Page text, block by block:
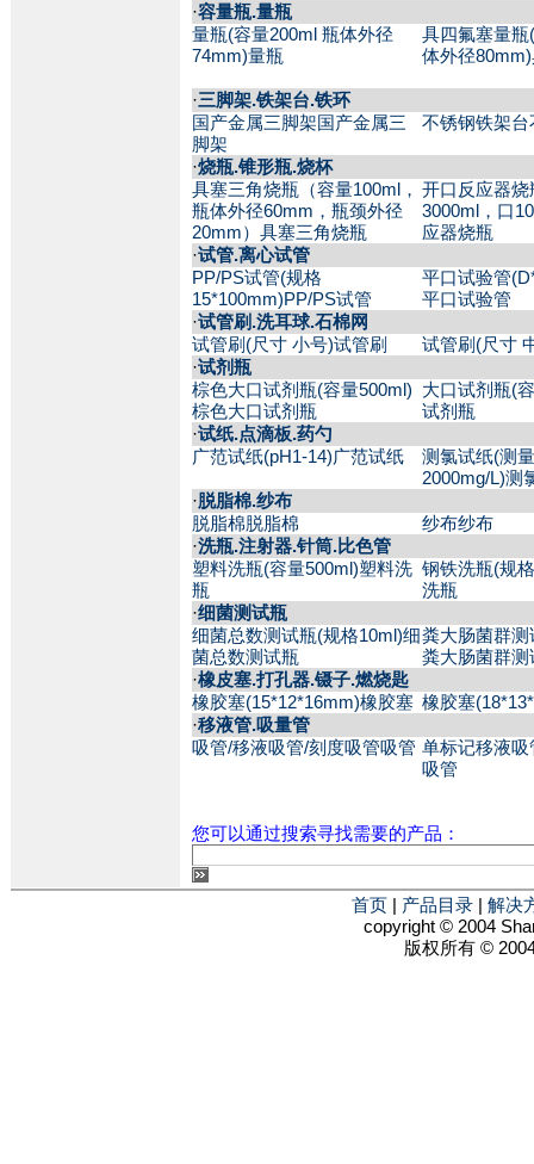
·容量瓶.量瓶
量瓶(容量200ml 瓶体外径
74mm)量瓶
具四氟塞量瓶
体外径
·三脚架.铁架台.铁环
国产金属三脚架国产金属三
脚架
不锈钢铁架
·烧瓶.锥形瓶.烧杯
具塞三角烧瓶（容量100ml，
瓶体外径60mm，瓶颈外径
20mm）具塞三角烧瓶
开口反应器烧
3000ml，口
应器烧瓶
·试管.离心试管
PP/PS试管(规格
15*100mm)PP/PS试管
平口试验管
平口试验管
·试管刷.洗耳球.石棉网
试管刷(尺寸 小号)试管刷
试管刷(尺寸
·试剂瓶
棕色大口试剂瓶(容量500ml)
棕色大口试剂瓶
大口试剂瓶(
试剂瓶
·试纸.点滴板.药勺
广范试纸(pH1-14)广范试纸
测氯试纸(测
2000mg/L)测
·脱脂棉.纱布
脱脂棉脱脂棉
纱布纱布
·洗瓶.注射器.针筒.比色管
塑料洗瓶(容量500ml)塑料洗
瓶
钢铁洗瓶(规
洗瓶
·细菌测试瓶
细菌总数测试瓶(规格10ml)细
菌总数测试瓶
粪大肠菌群
粪大肠菌群测
·橡皮塞.打孔器.镊子.燃烧匙
橡胶塞(15*12*16mm)橡胶塞 橡胶塞
·移液管.吸量管
吸管/移液吸管/刻度吸管吸管 单标记移液
吸管
您可以通过搜索寻找需要的产品：
首页 产品目录
解决
copyright © 2004
版权所有 ©